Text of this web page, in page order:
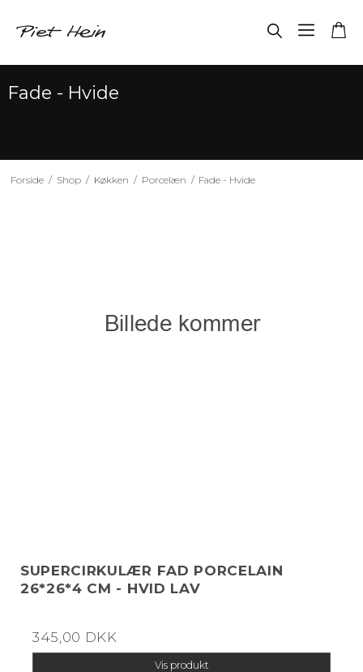
Fade - Hvide
Forside / Shop / Køkken / Porcelæn / Fade - Hvide
SUPERCIRKULÆR FAD PORCELAIN
26*26*4 CM - HVID LAV
345,00 DKK
Vis produkt